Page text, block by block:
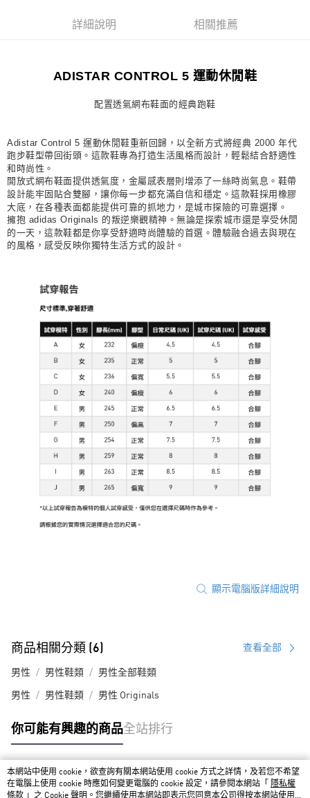
每筆NT$80，滿NT$1,500(含以上)免運費
每筆NT$80，滿NT$1,500(含以上)免運費
詳細說明 相關推薦
ADISTAR CONTROL 5 運動休閒鞋
配置透氣網布鞋面的經典跑鞋
Adistar Control 5 運動休閒鞋重新回歸，以全新方式將經典 2000 年代
跑步鞋型帶回街頭。這款鞋專為打造生活風格而設計，輕鬆結合舒適性
和時尚性。
開放式網布鞋面提供透氣度，金屬感表層則增添了一絲時尚氣息。鞋帶
設計能牢固貼合雙腳，讓你每一步都充滿自信和穩定。這款鞋採用橡膠
大底，在各種表面都能提供可靠的抓地力，是城市探險的可靠選擇。
擁抱 adidas Originals 的叛逆樂觀精神。無論是探索城市還是享受休閒
的一天，這款鞋都是你享受舒適時尚體驗的首選。體驗融合過去與現在
的風格，感受反映你獨特生活方式的設計。
顯示電腦版詳細說明
商品相關分類 (6) 查看全部
男性 男性鞋類 男性全部鞋類
男性 男性鞋類 男性 Originals
你可能有興趣的商品全站排行
熱門標籤
本網站中使用 cookie，欲查詢有關本網站使用 cookie 方式之詳情，及若您不希望
在電腦上使用 cookie 時應如何變更電腦的 cookie 設定，請參閱本網站「
隱私權
條款 」之 Cookie 聲明。您繼續使用本網站即表示您同意本公司得按本網站使用條